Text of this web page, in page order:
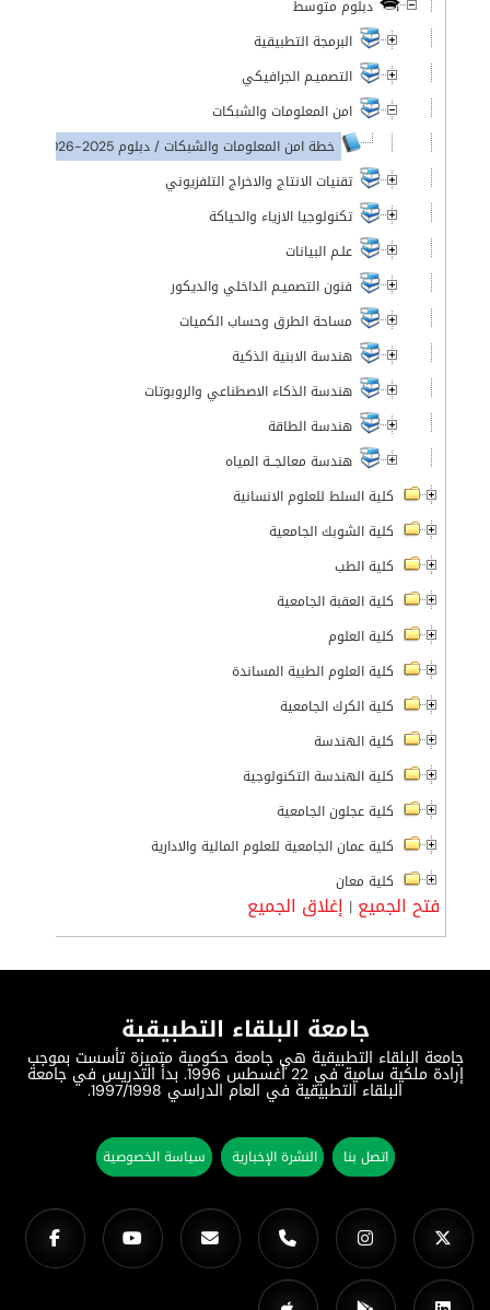
دبلوم متوسط
البرمجة التطبيقية
التصميـم الجرافيكي
امن المعلومات والشبكات
خطة امن المعلومات والشبكات / دبلوم 2025-2026
تقنيات الانتاج والاخراج التلفزيوني
تكنولوجيا الازياء والحياكة
علـم البيانات
فنون التصميـم الداخلي والديكور
مساحة الطرق وحساب الكميات
هندسة الابنية الذكية
هندسة الذكاء الاصطناعي والروبوتات
هندسة الطاقة
هندسة معالجــة المياه
كلية السلط للعلوم الانسانية
كلية الشوبك الجامعية
كلية الطب
كلية العقبة الجامعية
كلية العلوم
كلية العلوم الطبية المساندة
كلية الكرك الجامعية
كلية الهندسة
كلية الهندسة التكنولوجية
كلية عجلون الجامعية
كلية عمان الجامعية للعلوم المالية والادارية
كلية معان
فتح الجميع | إغلاق الجميع
جامعة البلقاء التطبيقية
جامعة البلقاء التطبيقية هي جامعة حكومية متميزة تأسست بموجب
إرادة ملكية سامية في 22 أغسطس 1996. بدأ التدريس في جامعة
البلقاء التطبيقية في العام الدراسي 1997/1998.
اتصل بنا النشرة الإخبارية سياسة الخصوصية